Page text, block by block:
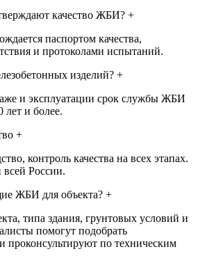
качество ЖБИ? +
паспортом качества,
и протоколами испытаний.
изделий? +
и эксплуатации срок службы ЖБИ
лет и более.
+
контроль качества на всех этапах.
всей России.
ЖБИ для объекта? +
типа здания, грунтовых условий и
помогут подобрать
проконсультируют по техническим